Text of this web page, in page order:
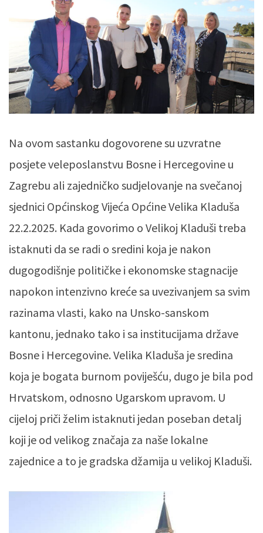
Na ovom sastanku dogovorene su uzvratne
posjete veleposlanstvu Bosne i Hercegovine u
Zagrebu ali zajedničko sudjelovanje na svečanoj
sjednici Općinskog Vijeća Općine Velika Kladuša
22.2.2025. Kada govorimo o Velikoj Kladuši treba
istaknuti da se radi o sredini koja je nakon
dugogodišnje političke i ekonomske stagnacije
napokon intenzivno kreće sa uvezivanjem sa svim
razinama vlasti, kako na Unsko-sanskom
kantonu, jednako tako i sa institucijama države
Bosne i Hercegovine. Velika Kladuša je sredina
koja je bogata burnom poviješću, dugo je bila pod
Hrvatskom, odnosno Ugarskom upravom. U
cijeloj priči želim istaknuti jedan poseban detalj
koji je od velikog značaja za naše lokalne
zajednice a to je gradska džamija u velikoj Kladuši.